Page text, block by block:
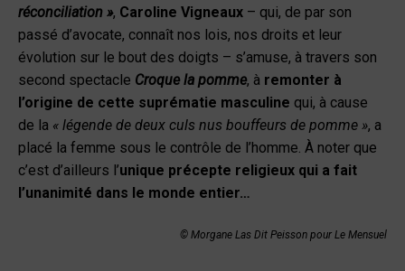
réconciliation », Caroline Vigneaux – qui, de par son
passé d’avocate, connaît nos lois, nos droits et leur
évolution sur le bout des doigts – s’amuse, à travers son
second spectacle Croque la pomme, à remonter à
l’origine de cette suprématie masculine qui, à cause
de la « légende de deux culs nus bouffeurs de pomme », a
placé la femme sous le contrôle de l’homme. À noter que
c’est d’ailleurs l’unique précepte religieux qui a fait
l’unanimité dans le monde entier…
© Morgane Las Dit Peisson pour Le Mensuel